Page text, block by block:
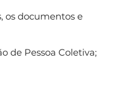
os documentos e
de Pessoa Coletiva;